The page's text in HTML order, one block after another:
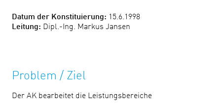
Datum der Konstituierung: 15.6.1998
Leitung: Dipl.-Ing. Markus Jansen
Problem / Ziel
Der AK bearbeitet die Leistungsbereiche